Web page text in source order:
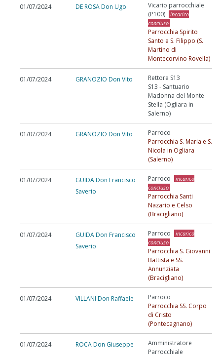
01/07/2024 DE ROSA Don Ugo
Vicario parrocchiale
(P100)
incarico
concluso
Parrocchia Spirito
Santo e S. Filippo (S.
Martino di
Montecorvino Rovella)
01/07/2024 GRANOZIO Don Vito
Rettore S13
S13 - Santuario
Madonna del Monte
Stella (Ogliara in
Salerno)
01/07/2024 GRANOZIO Don Vito
Parroco
Parrocchia S. Maria e S.
Nicola in Ogliara
(Salerno)
01/07/2024
GUIDA Don Francisco
Saverio
Parroco
incarico
concluso
Parrocchia Santi
Nazario e Celso
(Bracigliano)
01/07/2024
GUIDA Don Francisco
Saverio
Parroco
incarico
concluso
Parrocchia S. Giovanni
Battista e SS.
Annunziata
(Bracigliano)
01/07/2024 VILLANI Don Raffaele
Parroco
Parrocchia SS. Corpo
di Cristo
(Pontecagnano)
01/07/2024 ROCA Don Giuseppe
Amministratore
Parrocchiale